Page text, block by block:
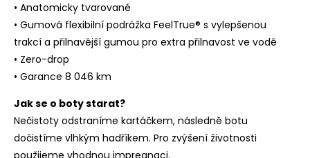
• Anatomicky tvarované
• Gumová flexibilní podrážka FeelTrue® s vylepšenou
trakcí a přilnavější gumou pro extra přilnavost ve vodě
• Zero-drop
• Garance 8 046 km
Jak se o boty starat?
Nečistoty odstraníme kartáčkem, následně botu
dočistíme vlhkým hadříkem. Pro zvýšení životnosti
použijeme vhodnou impregnaci.